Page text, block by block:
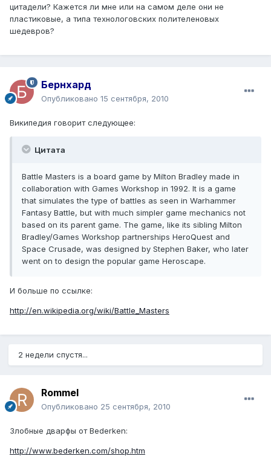
цитадели? Кажется ли мне или на самом деле они не
пластиковые, а типа технологовских полителеновых
шедевров?
Бернхард
Опубликовано 15 сентября, 2010
Википедия говорит следующее:
Цитата
Battle Masters is a board game by Milton Bradley made in
collaboration with Games Workshop in 1992. It is a game
that simulates the type of battles as seen in Warhammer
Fantasy Battle, but with much simpler game mechanics not
based on its parent game. The game, like its sibling Milton
Bradley/Games Workshop partnerships HeroQuest and
Space Crusade, was designed by Stephen Baker, who later
went on to design the popular game Heroscape.
И больше по ссылке:
http://en.wikipedia.org/wiki/Battle_Masters
2 недели спустя...
Rommel
Опубликовано 25 сентября, 2010
Злобные дварфы от Bederken:
http://www.bederken.com/shop.htm